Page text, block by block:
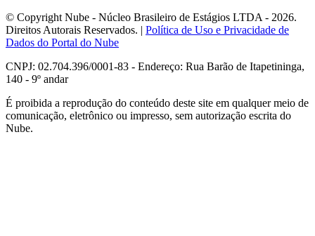
© Copyright Nube - Núcleo Brasileiro de Estágios LTDA - 2026.
Direitos Autorais Reservados. | Política de Uso e Privacidade de
Dados do Portal do Nube
CNPJ: 02.704.396/0001-83 - Endereço: Rua Barão de Itapetininga,
140 - 9º andar
É proibida a reprodução do conteúdo deste site em qualquer meio de
comunicação, eletrônico ou impresso, sem autorização escrita do
Nube.